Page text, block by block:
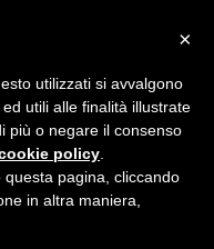
PER DANZATORI,
la XXIV
Meeting
×
utilizzati si avvalgono
utili alle finalità illustrate
più o negare il consenso
policy
pagina, cliccando
in altra maniera,